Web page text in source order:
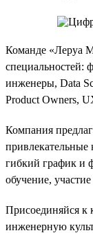
Команде «Леруа
специальностей:
инженеры, Data
Product Owners,
Компания
гибкий график и
обучение,
Присоединяйся к
инженерную